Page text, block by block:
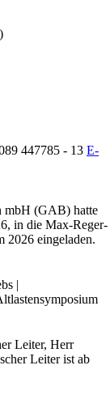
)
447785 - 13 E-
mbH (GAB) hatte
in die Max-Reger-
2026 eingeladen.
|
Leiter, Herr
Leiter ist ab